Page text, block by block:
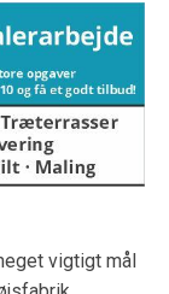
vigtigt mål